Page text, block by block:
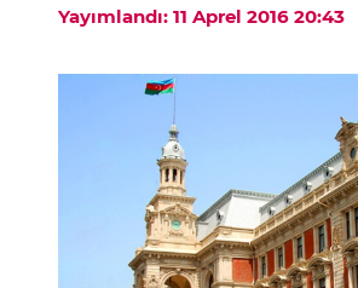
Yayımlandı: 11 Aprel 2016 20:43